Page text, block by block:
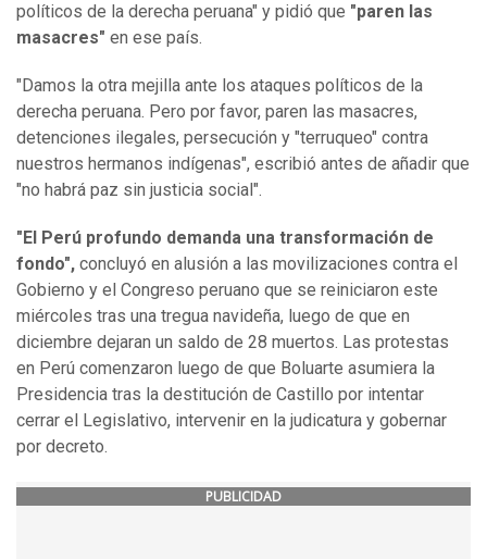
políticos de la derecha peruana" y pidió que "paren las
masacres" en ese país.
"Damos la otra mejilla ante los ataques políticos de la
derecha peruana. Pero por favor, paren las masacres,
detenciones ilegales, persecución y "terruqueo" contra
nuestros hermanos indígenas", escribió antes de añadir que
"no habrá paz sin justicia social".
"El Perú profundo demanda una transformación de
fondo", concluyó en alusión a las movilizaciones contra el
Gobierno y el Congreso peruano que se reiniciaron este
miércoles tras una tregua navideña, luego de que en
diciembre dejaran un saldo de 28 muertos. Las protestas
en Perú comenzaron luego de que Boluarte asumiera la
Presidencia tras la destitución de Castillo por intentar
cerrar el Legislativo, intervenir en la judicatura y gobernar
por decreto.
PUBLICIDAD